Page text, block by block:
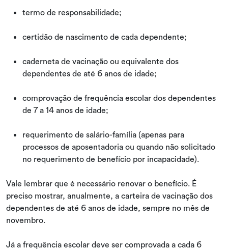
termo de responsabilidade;
certidão de nascimento de cada dependente;
caderneta de vacinação ou equivalente dos
dependentes de até 6 anos de idade;
comprovação de frequência escolar dos dependentes
de 7 a 14 anos de idade;
requerimento de salário-família (apenas para
processos de aposentadoria ou quando não solicitado
no requerimento de benefício por incapacidade).
Vale lembrar que é necessário renovar o benefício. É
preciso mostrar, anualmente, a carteira de vacinação dos
dependentes de até 6 anos de idade, sempre no mês de
novembro.
Já a frequência escolar deve ser comprovada a cada 6